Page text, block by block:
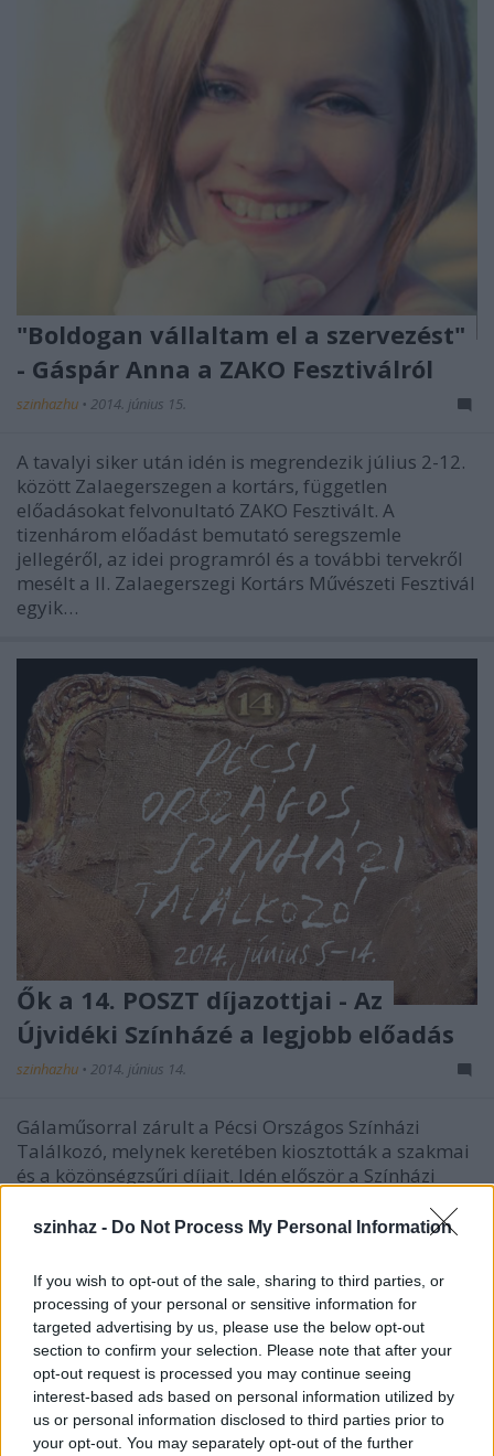
szinhaz - Do Not Process My Personal Information
If you wish to opt-out of the sale, sharing to third parties, or
processing of your personal or sensitive information for
targeted advertising by us, please use the below opt-out
section to confirm your selection. Please note that after your
opt-out request is processed you may continue seeing
interest-based ads based on personal information utilized by
us or personal information disclosed to third parties prior to
your opt-out. You may separately opt-out of the further
"Boldogan vállaltam el a szervezést"
- Gáspár Anna a ZAKO Fesztiválról
szinhazhu • 2014. június 15.
A tavalyi siker után idén is megrendezik július 2-12.
között Zalaegerszegen a kortárs, független
előadásokat felvonultató ZAKO Fesztivált. A
tizenhárom előadást bemutató seregszemle
jellegéről, az idei programról és a további tervekről
mesélt a II. Zalaegerszegi Kortárs Művészeti Fesztivál
egyik…
Ők a 14. POSZT díjazottjai - Az
Újvidéki Színházé a legjobb előadás
szinhazhu • 2014. június 14.
Gálaműsorral zárult a Pécsi Országos Színházi
Találkozó, melynek keretében kiosztották a szakmai
és a közönségzsűri díjait. Idén először a Színházi